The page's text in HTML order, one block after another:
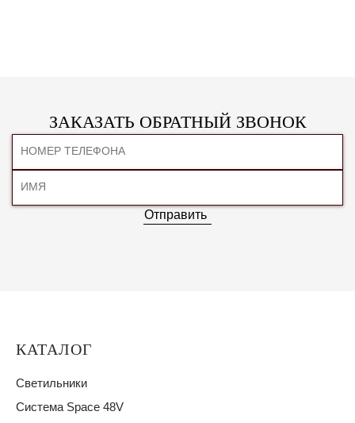
ЗАКАЗАТЬ ОБРАТНЫЙ ЗВОНОК
Отправить
КАТАЛОГ
Светильники
Система Space 48V